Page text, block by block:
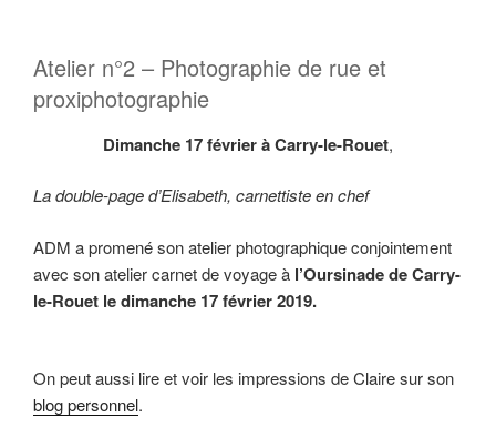
Atelier n°2 – Photographie de rue et
proxiphotographie
Dimanche 17 février à Carry-le-Rouet,
La double-page d’Elisabeth, carnettiste en chef
ADM a promené son atelier photographique conjointement
avec son atelier carnet de voyage à l’Oursinade de Carry-
le-Rouet le dimanche 17 février 2019.
On peut aussi lire et voir les impressions de Claire sur son
blog personnel.